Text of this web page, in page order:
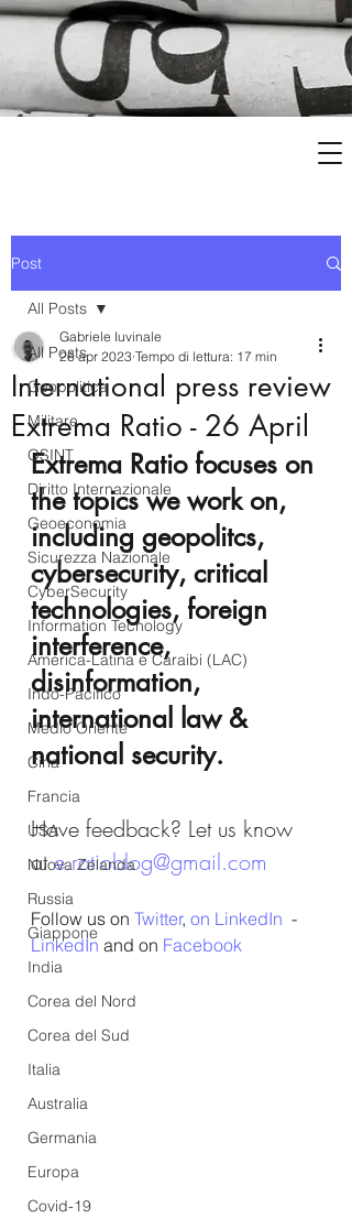
Post
All Posts
Geopolitica
Militare
OSINT
Diritto Internazionale
Geoeconomia
Sicurezza Nazionale
CyberSecurity
Information Tecnology
America-Latina e Caraibi (LAC)
Indo-Pacifico
Medio Oriente
Cina
Francia
USA
Nuova Zelanda
Russia
Giappone
India
Corea del Nord
Corea del Sud
Italia
Australia
Germania
Europa
Covid-19
All Posts
International press review
Extrema Ratio - 26 April
Gabriele Iuvinale
26 apr 2023 Tempo di lettura: 17 min
Extrema Ratio focuses on
the topics we work on,
including geopolitcs,
cybersecurity, critical
technologies, foreign
interference,
disinformation,
international law &
national security.
Have feedback? Let us know
at e.ratioblog@gmail.com
Follow us on Twitter, on LinkedIn
  -
LinkedIn and on Facebook